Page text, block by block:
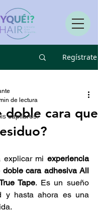
Regístrate
capilares.
doble cara que
de lectura
explicar mi experiencia
doble cara adhesiva All
Tape. Es un sueño
y hasta ahora es una